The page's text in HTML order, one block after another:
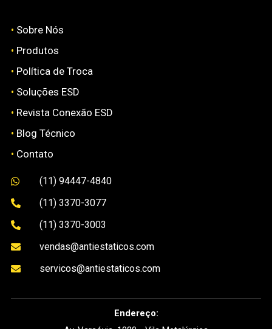
• Sobre Nós
• Produtos
• Política de Troca
• Soluções ESD
• Revista Conexão ESD
• Blog Técnico
• Contato
 (11) 94447-4840
 (11) 3370-3077
 (11) 3370-3003
 vendas@antiestaticos.com
 servicos@antiestaticos.com
Endereço: